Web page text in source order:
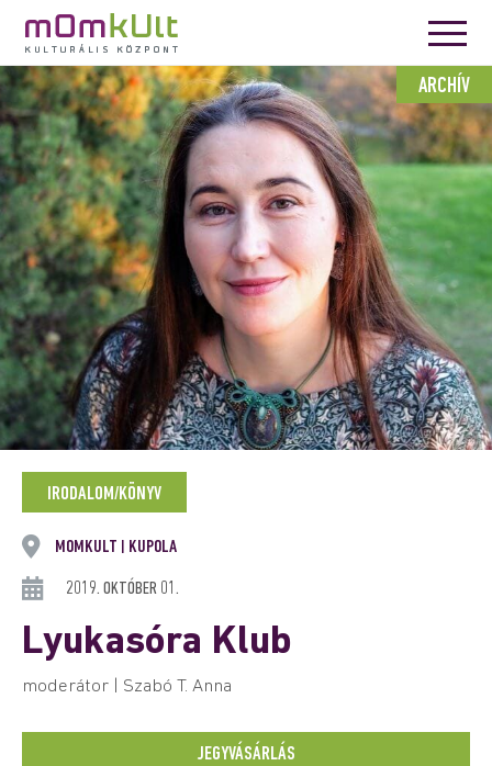
ARCHÍV
IRODALOM/KÖNYV
MOMKULT KUPOLA
2019. OKTÓBER 01.
Lyukasóra Klub
moderátor | Szabó T. Anna
JEGYVÁSÁRLÁS